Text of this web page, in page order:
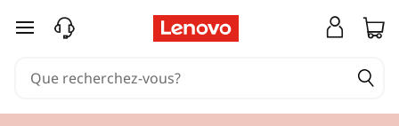
Tpasser au contenu principal